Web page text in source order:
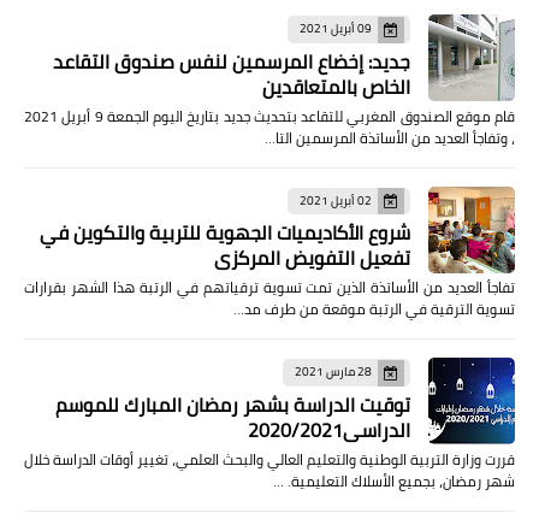
09 أبريل 2021
جديد: إخضاع المرسمين لنفس صندوق التقاعد
الخاص بالمتعاقدين
قام موقع الصندوق المغربي للتقاعد بتحديث جديد بتاريخ اليوم الجمعة 9 أبريل 2021
، وتفاجأ العديد من الأساتذة المرسمين التا…
02 أبريل 2021
شروع الأكاديميات الجهوية للتربية والتكوين في
تفعيل التفويض المركزي
تفاجأ العديد من الأساتذة الذين تمت تسوية ترقياتهم في الرتبة هذا الشهر بقرارات
تسوية الترقية في الرتبة موقعة من طرف مد…
28 مارس 2021
توقيت الدراسة بشهر رمضان المبارك للموسم
الدراسي2020/2021
قررت وزارة التربية الوطنية والتعليم العالي والبحث العلمي، تغيير أوقات الدراسة خلال
شهر رمضان، بجميع الأسلاك التعليمية. …